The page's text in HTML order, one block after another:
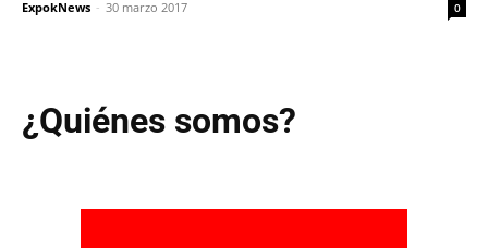
ExpokNews - 30 marzo 2017 0
¿Quiénes somos?